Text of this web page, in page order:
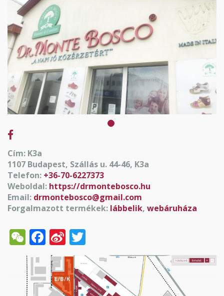
Cím: K3a
1107 Budapest, Szállás u. 44-46, K3a
Telefon: +36-70-6227373
Weboldal: https://drmontebosco.hu
Email: drmontebosco@gmail.com
Forgalmazott termékek: lábbelik, webáruháza
WeChat
Facebook
Sina
Weibo